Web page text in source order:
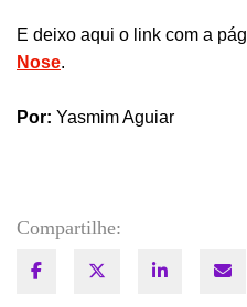
E deixo aqui o link com a
Nose.
Por: Yasmim Aguiar
Compartilhe: